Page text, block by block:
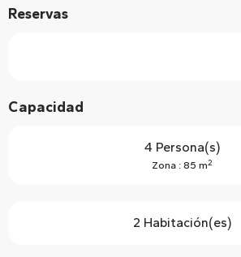
Reservas
Capacidad
4 Persona(s)
Zona : 85 m2
2 Habitación(es)